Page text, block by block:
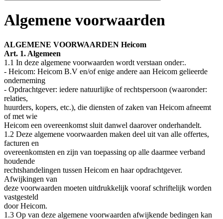
Algemene voorwaarden
ALGEMENE VOORWAARDEN Heicom
Art. 1. Algemeen
1.1 In deze algemene voorwaarden wordt verstaan onder:.
- Heicom: Heicom B.V en/of enige andere aan Heicom gelieerde
onderneming
- Opdrachtgever: iedere natuurlijke of rechtspersoon (waaronder:
relaties,
huurders, kopers, etc.), die diensten of zaken van Heicom afneemt
of met wie
Heicom een overeenkomst sluit danwel daarover onderhandelt.
1.2 Deze algemene voorwaarden maken deel uit van alle offertes,
facturen en
overeenkomsten en zijn van toepassing op alle daarmee verband
houdende
rechtshandelingen tussen Heicom en haar opdrachtgever.
Afwijkingen van
deze voorwaarden moeten uitdrukkelijk vooraf schriftelijk worden
vastgesteld
door Heicom.
1.3 Op van deze algemene voorwaarden afwijkende bedingen kan